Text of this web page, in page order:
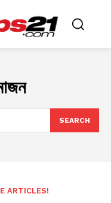
SEARCH
ARTICLES!